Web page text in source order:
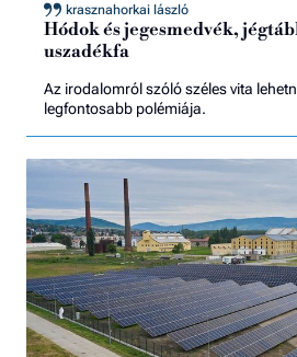
krasznahorkai lászló
Hódok és jegesmedvék,
uszadékfa
Az irodalomról szóló széles vita
legfontosabb polémiája.